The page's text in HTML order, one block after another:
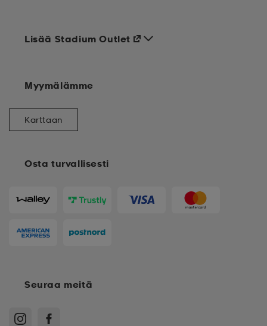
Osta turvallisesti
Lisää Stadium Outlet
Myymälämme
Karttaan
Seuraa meitä